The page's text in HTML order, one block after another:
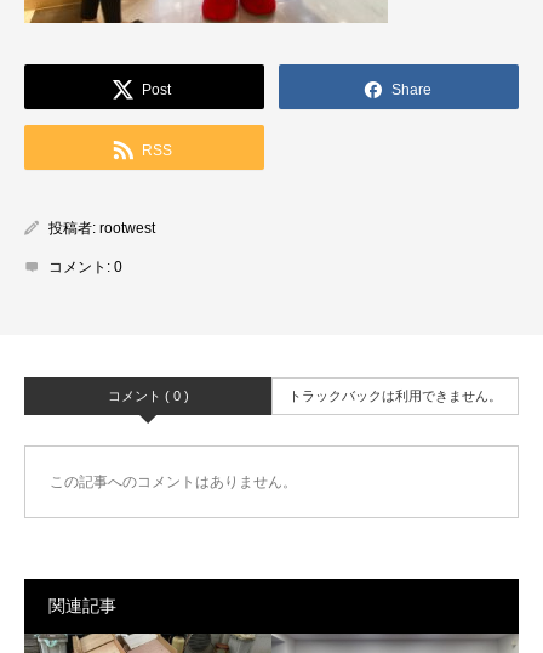
Post Share
RSS
投稿者: rootwest
コメント: 0
コメント ( 0 ) トラックバックは利用できません。
この記事へのコメントはありません。
関連記事